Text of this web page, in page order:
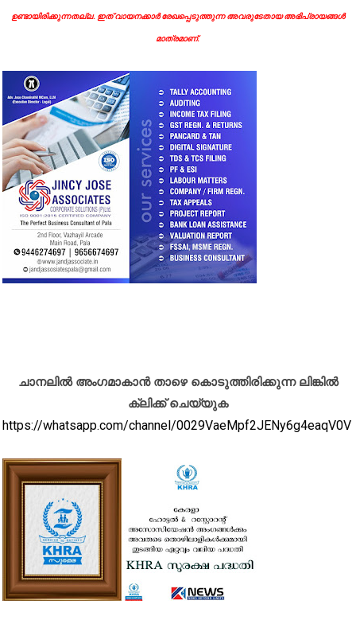
ഉണ്ടായിരിക്കുന്നതല്ല. ഇത് വായനക്കാർ രേഖപ്പെടുത്തുന്ന അവരുടേതായ അഭിപ്രായങ്ങൾ
മാത്രമാണ്.
ചാനലിൽ അംഗമാകാൻ താഴെ കൊടുത്തിരിക്കുന്ന ലിങ്കിൽ
ക്ലിക്ക് ചെയ്യുക
https://whatsapp.com/channel/0029VaeMpf2JENy6g4eaqV0V